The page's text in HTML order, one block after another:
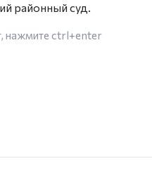
районный суд.
нажмите ctrl+enter